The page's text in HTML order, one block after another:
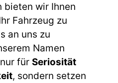
bieten wir Ihnen
Fahrzeug zu
an uns zu
Namen
für Seriosität
, sondern setzen